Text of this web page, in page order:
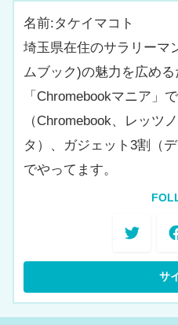
名前:タケイマコト
埼玉県在住のサラリーマ
ムブック)の魅力を広め
「Chromebookマニア」
（Chromebook、レッツ
タ）、ガジェット3割（
でやってます。